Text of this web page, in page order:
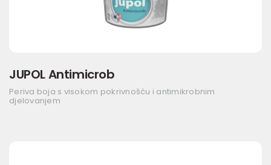
JUPOL Antimicrob
Periva boja s visokom pokrivnošću i antimikrobnim
djelovanjem